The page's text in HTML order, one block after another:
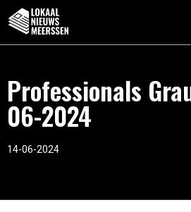
Professionals
06-2024
14-06-2024